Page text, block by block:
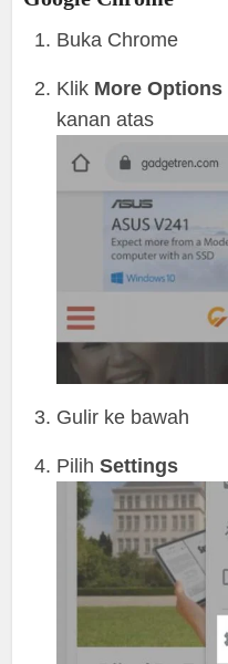
Buka Chrome
Klik More Options
kanan atas
Gulir ke bawah
PilihSettings